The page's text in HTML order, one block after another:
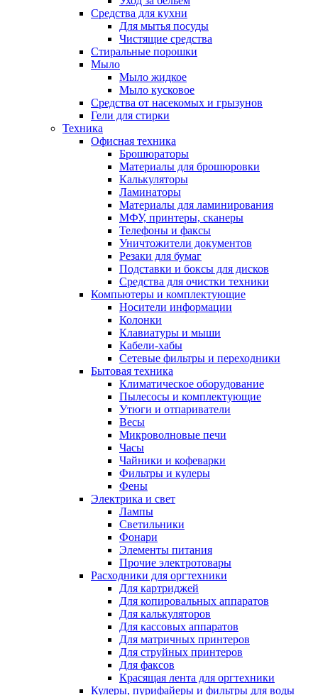
Средства для кухни
Для мытья посуды
Чистящие средства
Стиральные порошки
Мыло
Мыло жидкое
Мыло кусковое
Средства от насекомых и грызунов
Гели для стирки
Техника
Офисная техника
Брошюраторы
Материалы для брошюровки
Калькуляторы
Ламинаторы
Материалы для ламинирования
МФУ, принтеры, сканеры
Телефоны и факсы
Уничтожители документов
Резаки для бумаг
Подставки и боксы для дисков
Средства для очистки техники
Компьютеры и комплектующие
Носители информации
Колонки
Клавиатуры и мыши
Кабели-хабы
Сетевые фильтры и переходники
Бытовая техника
Климатическое оборудование
Пылесосы и комплектующие
Утюги и отпариватели
Весы
Микроволновые печи
Часы
Чайники и кофеварки
Фильтры и кулеры
Фены
Электрика и свет
Лампы
Светильники
Фонари
Элементы питания
Прочие электротовары
Расходники для оргтехники
Для картриджей
Для копировальных аппаратов
Для калькуляторов
Для кассовых аппаратов
Для матричных принтеров
Для струйных принтеров
Для факсов
Красящая лента для оргтехники
Кулеры, пурифайеры и фильтры для воды